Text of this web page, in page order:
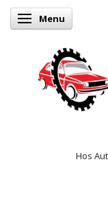
Skifte navigation
Menu
Hos